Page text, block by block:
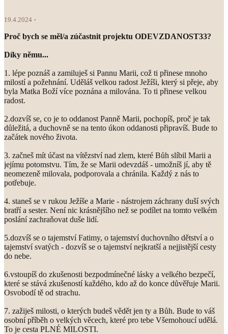
19.4.2024
Proč bych se měl/a zúčastnit projektu ODEVZDANOST33?
Díky němu...
1. lépe poznáš a zamiluješ si Pannu Marii, což ti přinese mnoho
milostí a požehnání. Uděláš velkou radost Ježíši, který si přeje, aby
byla Matka Boží více poznána a milována. To ti přinese velkou
radost.
2.dozvíš se, co je to oddanost Panně Marii, pochopíš, proč je tak
důležitá, a duchovně se na tento úkon oddanosti připravíš. Bude to
začátek nového života.
3. začneš mít účast na vítězství nad zlem, které Bůh slíbil Marii a
jejímu potomstvu. Tím, že se Marii odevzdáš - umožníš jí, aby tě
neomezeně milovala, podporovala a chránila. Každý z nás to
potřebuje.
4. staneš se v rukou Ježíše a Marie - nástrojem záchrany duší svých
bratří a sester. Není nic krásnějšího než se podílet na tomto velkém
poslání zachraňovat duše lidí.
5.dozvíš se o tajemství Fatimy, o tajemství duchovního dětství a o
tajemství svatých - dozvíš se o tajemství nejkratší a nejjistější cesty
do nebe.
6.vstoupíš do zkušenosti bezpodmínečné lásky a velkého bezpečí,
které se stává zkušeností každého, kdo až do konce důvěřuje Marii.
Osvobodí tě od strachu.
7. zažiješ milosti, o kterých budeš vědět jen ty a Bůh. Bude to váš
osobní příběh o velkých věcech, které pro tebe Všemohoucí udělá.
To je cesta PLNÉ MILOSTI.